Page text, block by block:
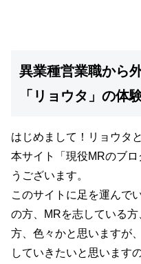
異業種営業職から
「リョウタ」の体
はじめまして！リョウタ
本サイト
「現役MRのブロ
うございます。
このサイトに足を運んで
の方、MRを志している
方、色々かと思いますが、
していきたいと思います